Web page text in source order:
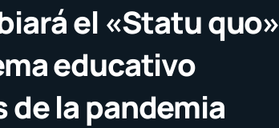
el «Statu quo»
educativo
de la pandemia